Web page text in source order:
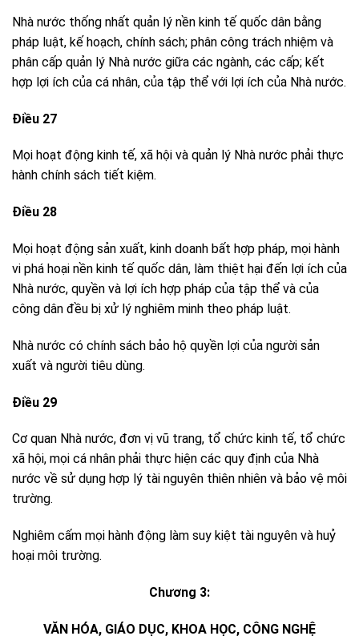
Nhà nước thống nhất quản lý nền kinh tế quốc dân bằng
pháp luật, kế hoạch, chính sách; phân công trách nhiệm và
phân cấp quản lý Nhà nước giữa các ngành, các cấp; kết
hợp lợi ích của cá nhân, của tập thể với lợi ích của Nhà nước.
Điều 27
Mọi hoạt động kinh tế, xã hội và quản lý Nhà nước phải thực
hành chính sách tiết kiệm.
Điều 28
Mọi hoạt động sản xuất, kinh doanh bất hợp pháp, mọi hành
vi phá hoại nền kinh tế quốc dân, làm thiệt hại đến lợi ích của
Nhà nước, quyền và lợi ích hợp pháp của tập thể và của
công dân đều bị xử lý nghiêm minh theo pháp luật.
Nhà nước có chính sách bảo hộ quyền lợi của người sản
xuất và người tiêu dùng.
Điều 29
Cơ quan Nhà nước, đơn vị vũ trang, tổ chức kinh tế, tổ chức
xã hội, mọi cá nhân phải thực hiện các quy định của Nhà
nước về sử dụng hợp lý tài nguyên thiên nhiên và bảo vệ môi
trường.
Nghiêm cấm mọi hành động làm suy kiệt tài nguyên và huỷ
hoại môi trường.
Chương 3:
VĂN HÓA, GIÁO DỤC, KHOA HỌC, CÔNG NGHỆ